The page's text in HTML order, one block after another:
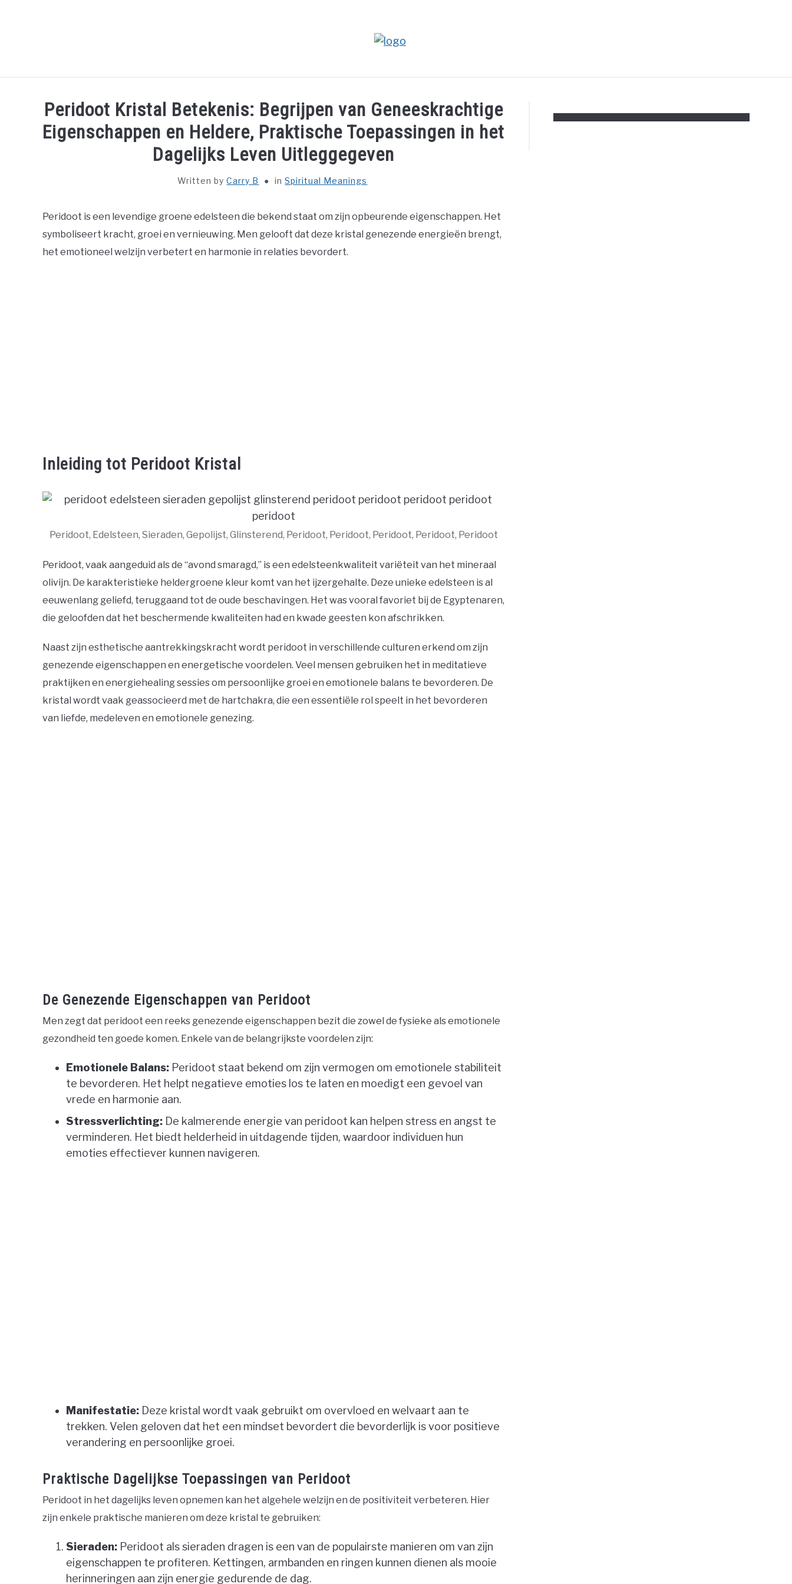
ABOUT US
Peridoot Kristal Betekenis: Begrijpen van Geneeskrachtige
Eigenschappen en Heldere, Praktische Toepassingen in het
Dagelijks Leven Uitleggegeven
Written byCarry B inSpiritual Meanings
Peridoot is een levendige groene edelsteen die bekend staat om zijn opbeurende eigenschappen. Het
symboliseert kracht, groei en vernieuwing. Men gelooft dat deze kristal genezende energieën brengt,
het emotioneel welzijn verbetert en harmonie in relaties bevordert.
Inleiding tot Peridoot Kristal
Peridoot, Edelsteen, Sieraden, Gepolijst, Glinsterend, Peridoot, Peridoot, Peridoot, Peridoot, Peridoot
Peridoot, vaak aangeduid als de “avond smaragd,” is een edelsteenkwaliteit variëteit van het mineraal
olivijn. De karakteristieke heldergroene kleur komt van het ijzergehalte. Deze unieke edelsteen is al
eeuwenlang geliefd, teruggaand tot de oude beschavingen. Het was vooral favoriet bij de Egyptenaren,
die geloofden dat het beschermende kwaliteiten had en kwade geesten kon afschrikken.
Naast zijn esthetische aantrekkingskracht wordt peridoot in verschillende culturen erkend om zijn
genezende eigenschappen en energetische voordelen. Veel mensen gebruiken het in meditatieve
praktijken en energiehealing sessies om persoonlijke groei en emotionele balans te bevorderen. De
kristal wordt vaak geassocieerd met de hartchakra, die een essentiële rol speelt in het bevorderen
van liefde, medeleven en emotionele genezing.
De Genezende Eigenschappen van Peridoot
Men zegt dat peridoot een reeks genezende eigenschappen bezit die zowel de fysieke als emotionele
gezondheid ten goede komen. Enkele van de belangrijkste voordelen zijn:
Emotionele Balans: Peridoot staat bekend om zijn vermogen om emotionele stabiliteit
te bevorderen. Het helpt negatieve emoties los te laten en moedigt een gevoel van
vrede en harmonie aan.
Stressverlichting: De kalmerende energie van peridoot kan helpen stress en angst te
verminderen. Het biedt helderheid in uitdagende tijden, waardoor individuen hun
emoties effectiever kunnen navigeren.
Manifestatie: Deze kristal wordt vaak gebruikt om overvloed en welvaart aan te
trekken. Velen geloven dat het een mindset bevordert die bevorderlijk is voor positieve
verandering en persoonlijke groei.
Praktische Dagelijkse Toepassingen van Peridoot
Peridoot in het dagelijks leven opnemen kan het algehele welzijn en de positiviteit verbeteren. Hier
zijn enkele praktische manieren om deze kristal te gebruiken:
Sieraden: Peridoot als sieraden dragen is een van de populairste manieren om van zijn
eigenschappen te profiteren. Kettingen, armbanden en ringen kunnen dienen als mooie
herinneringen aan zijn energie gedurende de dag.